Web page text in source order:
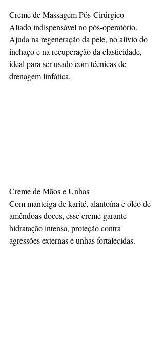
Creme de Massagem Pós-Cirúrgico
Aliado indispensável no pós-operatório.
Ajuda na regeneração da pele, no alívio do
inchaço e na recuperação da elasticidade,
ideal para ser usado com técnicas de
drenagem linfática.
Creme de Mãos e Unhas
Com manteiga de karité, alantoína e óleo de
amêndoas doces, esse creme garante
hidratação intensa, proteção contra
agressões externas e unhas fortalecidas.